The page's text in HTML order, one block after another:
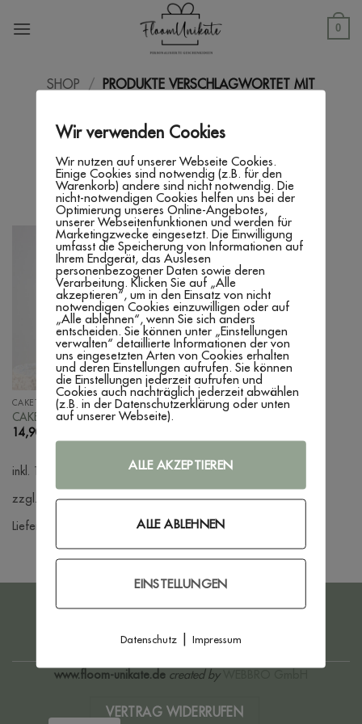
Inhalt
0
SHOP /
PRODUKTE VERSCHLAGWORTET MIT
FILTER
CAKETOPPER
CAKETOPPER ‚BOYorGIRL‘
14,90
inkl. 19 % MwSt.
zzgl. Versandkosten
Lieferzeit:
3 - 7 Werktage
PayPal
Bank
DATENSCHUTZERKLÄRUNG
www.floom-unikate.de created by
VERTRAG WIDERRUFEN
Wir verwenden Cookies
Wir nutzen auf unserer Webseite Cookies.
Einige Cookies sind notwendig (z.B. für den
Warenkorb) andere sind nicht notwendig. Die
nicht-notwendigen Cookies helfen uns bei der
Optimierung unseres Online-Angebotes,
unserer Webseitenfunktionen und werden für
Marketingzwecke eingesetzt. Die Einwilligung
umfasst die Speicherung von Informationen auf
Ihrem Endgerät, das Auslesen
personenbezogener Daten sowie deren
Verarbeitung. Klicken Sie auf „Alle
akzeptieren“, um in den Einsatz von nicht
notwendigen Cookies einzuwilligen oder auf
„Alle ablehnen“, wenn Sie sich anders
entscheiden. Sie können unter „Einstellungen
verwalten“ detaillierte Informationen der von
uns eingesetzten Arten von Cookies erhalten
und deren Einstellungen aufrufen. Sie können
die Einstellungen jederzeit aufrufen und
Cookies auch nachträglich jederzeit abwählen
(z.B. in der Datenschutzerklärung oder unten
auf unserer Webseite).
ALLE AKZEPTIEREN
ALLE ABLEHNEN
EINSTELLUNGEN
Datenschutz| Impressum